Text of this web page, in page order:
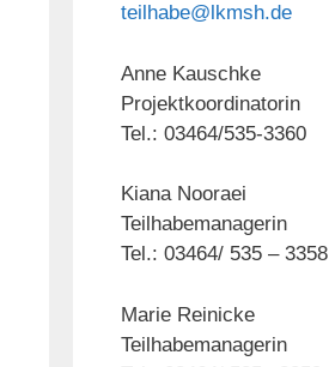
teilhabe@lkmsh.de
Anne Kauschke
Projektkoordinatorin
Tel.: 03464/535-3360
Kiana Nooraei
Teilhabemanagerin
Tel.: 03464/ 535 – 3358
Marie Reinicke
Teilhabemanagerin